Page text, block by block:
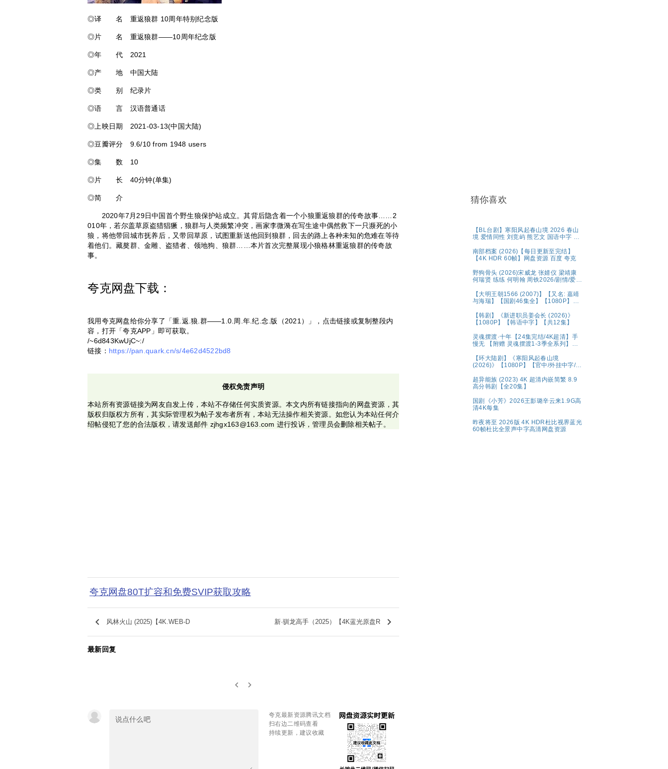
◎译 名 重返狼群 10周年特别纪念版
◎片 名 重返狼群——10周年纪念版
◎年 代 2021
◎产 地 中国大陆
◎类 别 纪录片
◎语 言 汉语普通话
◎上映日期 2021-03-13(中国大陆)
◎豆瓣评分 9.6/10 from 1948 users
◎集 数 10
◎片 长 40分钟(单集)
◎简 介
2020年7月29日中国首个野生狼保护站成立。其背后隐含着一个小狼重返狼群的传奇故事……2
010年，若尔盖草原盗猎猖獗，狼群与人类频繁冲突，画家李微漪在写生途中偶然救下一只濒死的小
狼，将他带回城市抚养后，又带回草原，试图重新送他回到狼群，回去的路上各种未知的危难在等待
着他们。藏獒群、金雕、盗猎者、领地狗、狼群……本片首次完整展现小狼格林重返狼群的传奇故
事。
夸克网盘下载：
我用夸克网盘给你分享了「重.返.狼.群——1.0.周.年.纪.念.版（2021）」，点击链接或复制整段内
容，打开「夸克APP」即可获取。
/~6d843KwUjC~:/
链接： https://pan.quark.cn/s/4e62d4522bd8
侵权免责声明
本站所有资源链接为网友自发上传，本站不存储任何实质资源。本文内所有链接指向的网盘资源，其
版权归版权方所有，其实际管理权为帖子发布者所有，本站无法操作相关资源。如您认为本站任何介
绍帖侵犯了您的合法版权，请发送邮件 zjhgx163@163.com 进行投诉，管理员会删除相关帖子。
夸克网盘80T扩容和免费SVIP获取攻略
keyboard_arrow_left 风林火山 (2025)【4K.WEB-D 新·驯龙高手（2025）【4K蓝光原盘R keyboard_arrow_right
最新回复
keyboard_arrow_left keyboard_arrow_right
夸克最新资源腾讯文档
扫右边二维码查看
持续更新，建议收藏
猜你喜欢
【BL台剧】寒阳风起春山境 2026 春山
境 爱情同性 刘竞屿 熊艺文 国语中字 已
南部档案 (2026)【每日更新至完结】
【4K HDR 60帧】网盘资源 百度 夸克
野狗骨头 (2026)宋威龙 张婧仪 梁靖康
何瑞贤 练练 何明翰 周铁2026/剧情/爱
【大明王朝1566 (2007)】【又名: 嘉靖
与海瑞】【国剧46集全】【1080P】
分】【剧情 / 历史】【陈宝国 / 黄志忠 /
倪大红 】夸克
【韩剧】《新进职员姜会长 (2026)》
【1080P】【韩语中字】【共12集】
灵魂摆渡·十年【24集完结/4K超清】手
慢无 【附赠 灵魂摆渡1-3季全系列】夸
【环大陆剧】《寒阳风起春山境
(2026)》【1080P】【官中/外挂中字/三
超异能族 (2023) 4K 超清内嵌简繁 8.9
高分韩剧【全20集】
国剧《小芳》2026王影璐辛云来1.9G高
清4K每集
昨夜将至 2026版 4K HDR杜比视界蓝光
60帧杜比全景声中字高清网盘资源